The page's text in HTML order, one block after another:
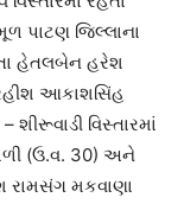
પાટણ જિલ્લાના
હેતલબેન હરેશ
આકાશસિંહ
વિસ્તારમાં
(ઉ.વ. 30) અને
રામસંગ મકવાણા